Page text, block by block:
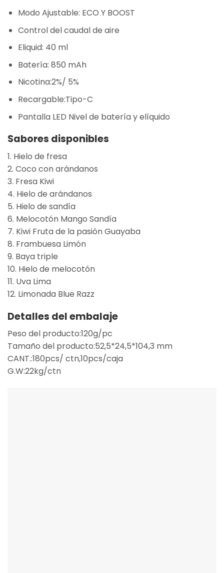
Modo Ajustable: ECO Y BOOST
Control del caudal de aire
Eliquid: 40 ml
Batería: 850 mAh
Nicotina:2%/ 5%
Recargable:Tipo-C
Pantalla LED Nivel de batería y elíquido
Sabores disponibles
1. Hielo de fresa
2. Coco con arándanos
3. Fresa Kiwi
4. Hielo de arándanos
5. Hielo de sandía
6. Melocotón Mango Sandía
7. Kiwi Fruta de la pasión Guayaba
8. Frambuesa Limón
9. Baya triple
10. Hielo de melocotón
11. Uva Lima
12. Limonada Blue Razz
Detalles del embalaje
Peso del producto:120g/pc
Tamaño del producto:52,5*24,5*104,3 mm
CANT.:180pcs/ ctn,10pcs/caja
G.W:22kg/ctn